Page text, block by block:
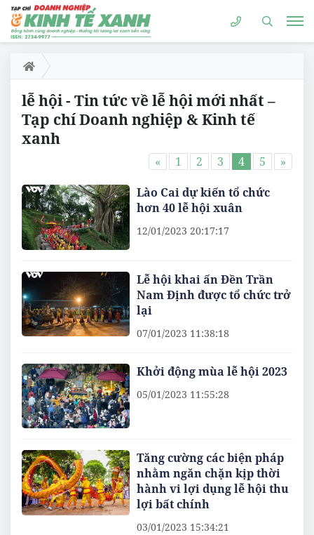
lễ hội - Tin tức về lễ hội mới nhất –
Tạp chí Doanh nghiệp & Kinh tế
xanh
« 1 2 3 4 5 »
Lào Cai dự kiến tổ chức
hơn 40 lễ hội xuân
12/01/2023 20:17:17
Lễ hội khai ấn Đền Trần
Nam Định được tổ chức trở
lại
07/01/2023 11:38:18
Khởi động mùa lễ hội 2023
05/01/2023 11:55:28
Tăng cường các biện pháp
nhằm ngăn chặn kịp thời
hành vi lợi dụng lễ hội thu
lợi bất chính
03/01/2023 15:34:21